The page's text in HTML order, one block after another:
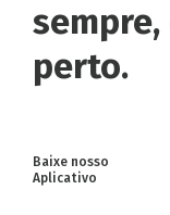
sempre,
perto.
Baixe nosso
Aplicativo